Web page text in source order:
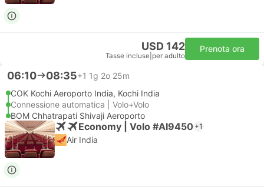
USD 142
Tasse incluse per adulto
Prenota ora
06:10 08:35+1 1g 2o 25m
COK Kochi Aeroporto India, Kochi India
Connessione automatica | Volo+Volo
BOM Chhatrapati Shivaji Aeroporto
Economy | Volo #AI9450 +1
Air India